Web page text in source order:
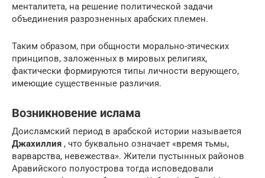
менталитета, на решение политической задачи
объединения разрозненных арабских племен.
Таким образом, при общности морально-этических
принципов, заложенных в мировых религиях,
фактически формируются типы личности верующего,
имеющие существенные различия.
Возникновение ислама
Доисламский период в арабской истории называется
Джахиллия , что буквально означает «время тьмы,
варварства, невежества». Жители пустынных районов
Аравийского полуострова тогда исповедовали